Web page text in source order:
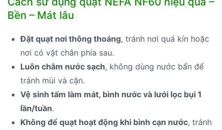
Bền – Mát lâu
Đặt quạt nơi thông thoáng, tránh nơi quá kín hoặc
nơi có vật chắn phía sau.
Luôn châm nước sạch, không dùng nước bẩn để
tránh mùi và cặn.
Vệ sinh tấm làm mát, bình nước và lưới lọc bụi 1
lần/tuần.
Không để quạt hoạt động khi bình cạn nước, tránh